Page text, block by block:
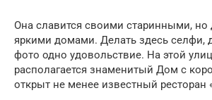
Она славится своими старинными, но
яркими домами. Делать здесь селфи,
фото одно удовольствие. На этой
располагается знаменитый Дом с
открыт не менее известный ресторан